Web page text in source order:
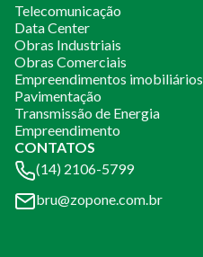
Telecomunicação
Data Center
Obras Industriais
Obras Comerciais
Empreendimentos imobiliários
Pavimentação
Transmissão de Energia
Empreendimento
CONTATOS
(14) 2106-5799
bru@zopone.com.br